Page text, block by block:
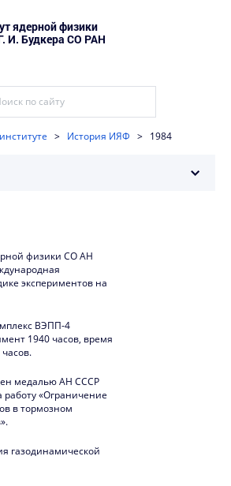
ядерной физики
И. Будкера СО РАН
> История ИЯФ > 1984
физики СО АН
экспериментов на
ВЭПП-4
1940 часов, время
медалью АН СССР
«Ограничение
в тормозном
газодинамической